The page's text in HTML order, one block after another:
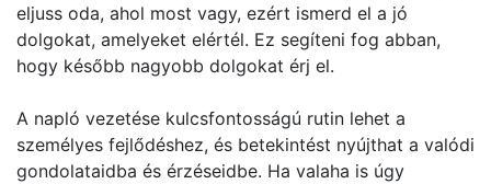
eljuss oda, ahol most vagy, ezért ismerd el a jó
dolgokat, amelyeket elértél. Ez segíteni fog abban,
hogy később nagyobb dolgokat érj el.
A napló vezetése kulcsfontosságú rutin lehet a
személyes fejlődéshez, és betekintést nyújthat a valódi
gondolataidba és érzéseidbe. Ha valaha is úgy